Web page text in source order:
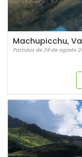
Machupicchu,
Partidas de 24 de agosto